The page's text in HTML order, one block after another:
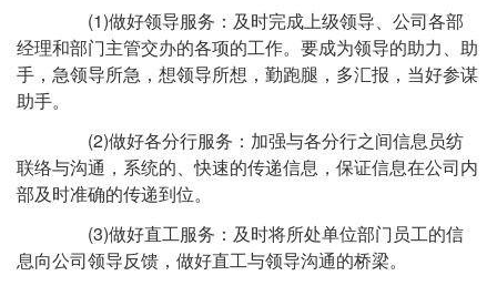
(1)做好领导服务：及时完成上级领导、公司各部
经理和部门主管交办的各项的工作。要成为领导的助力、助
手，急领导所急，想领导所想，勤跑腿，多汇报，当好参谋
助手。
(2)做好各分行服务：加强与各分行之间信息员纺
联络与沟通，系统的、快速的传递信息，保证信息在公司内
部及时准确的传递到位。
(3)做好直工服务：及时将所处单位部门员工的信
息向公司领导反馈，做好直工与领导沟通的桥梁。